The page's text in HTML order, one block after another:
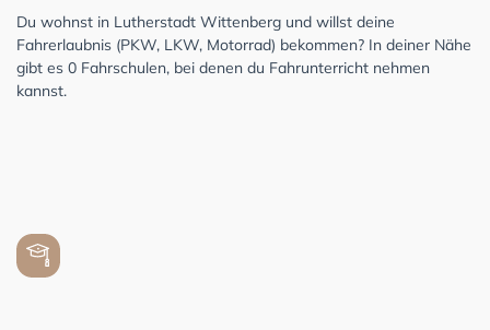
Du wohnst in Lutherstadt Wittenberg und willst deine
Fahrerlaubnis (PKW, LKW, Motorrad) bekommen? In deiner Nähe
gibt es 0 Fahrschulen, bei denen du Fahrunterricht nehmen
kannst.